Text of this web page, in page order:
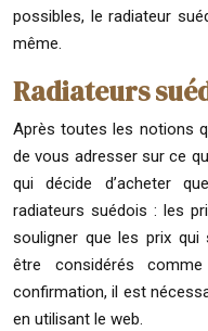
possibles, le radiateur
même.
Radiateurs
Après toutes les notions
de vous adresser sur ce
qui décide d’acheter
radiateurs suédois : les
souligner que les prix
être considérés
confirmation, il est
en utilisant le web.